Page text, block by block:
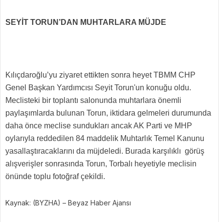
SEYİT TORUN’DAN MUHTARLARA MÜJDE
Kılıçdaroğlu’yu ziyaret ettikten sonra heyet TBMM CHP
Genel Başkan Yardımcısı Seyit Torun'un konuğu oldu.
Meclisteki bir toplantı salonunda muhtarlara önemli
paylaşımlarda bulunan Torun, iktidara gelmeleri durumunda
daha önce meclise sundukları ancak AK Parti ve MHP
oylarıyla reddedilen 84 maddelik Muhtarlık Temel Kanunu
yasallaştıracaklarını da müjdeledi. Burada karşılıklı görüş
alışverişler sonrasında Torun, Torbalı heyetiyle meclisin
önünde toplu fotoğraf çekildi.
Kaynak: (BYZHA) – Beyaz Haber Ajansı